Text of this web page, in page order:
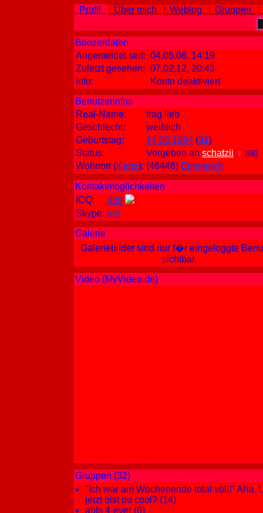
Profil Über mich Weblog Gruppen
Boozerdaten
Angemeldet seit: 04.05.06, 14:19
Zuletzt gesehen: 07.02.12, 20:43
Info:
Konto deaktiviert
Benutzerinfos
Real-Name:
frag lieb
Geschlecht:
weiblich
Geburtstag:
14.06.1994 (32)
Status:
Vergeben an schatzii ♀ (68)
Wohnort(Karte): (46446) Emmerich
Kontaktmöglichkeiten
ICQ:
389
Skype: net
Galerie
Galeriebilder sind nur f�r eingeloggte
sichtbar.
Video (MyVideo.de)
Gruppen (32)
"Ich war am Wochenende total voll!" Aha.
jetzt bist du cool? (14)
abfs 4-ever (6)